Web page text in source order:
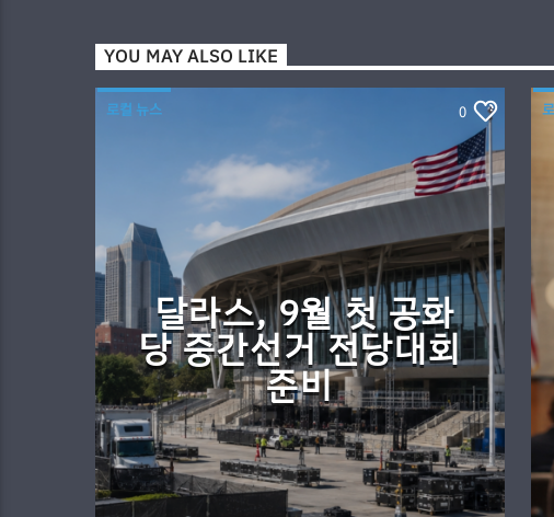
YOU MAY ALSO LIKE
로컬 뉴스 0
달라스, 9월 첫 공화
당 중간선거 전당대회
준비